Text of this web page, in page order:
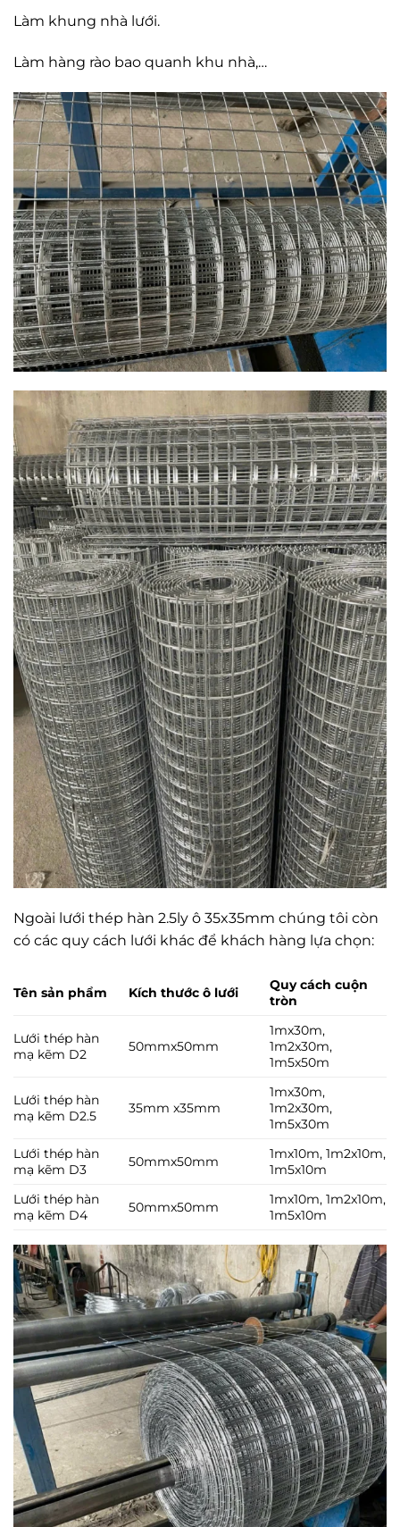
Làm khung nhà lưới.
Làm hàng rào bao quanh khu nhà,…
Ngoài lưới thép hàn 2.5ly ô 35x35mm chúng tôi còn
có các quy cách lưới khác để khách hàng lựa chọn:
Tên sản phẩm Kích thước ô lưới
Quy cách cuộn
tròn
Lưới thép hàn
mạ kẽm D2
50mmx50mm
1mx30m,
1m2x30m,
1m5x50m
Lưới thép hàn
mạ kẽm D2.5
35mm x35mm
1mx30m,
1m2x30m,
1m5x30m
Lưới thép hàn
mạ kẽm D3
50mmx50mm
1mx10m, 1m2x10m,
1m5x10m
Lưới thép hàn
mạ kẽm D4
50mmx50mm
1mx10m, 1m2x10m,
1m5x10m